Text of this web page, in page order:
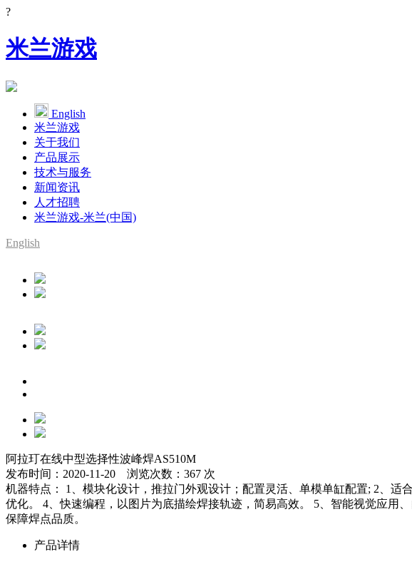
?
米兰游戏
English
米兰游戏
关于我们
产品展示
技术与服务
新闻资讯
人才招聘
米兰游戏-米兰(中国)
English
YAMAHA代理
阿拉玎在线中型选择性波峰焊AS510M
发布时间：2020-11-20 浏览次数：367 次
机器特点： 1、模块化设计，推拉门外观设计；配置灵活、单模单缸配置; 2、适
优化。 4、快速编程，以图片为底描绘焊接轨迹，简易高效。 5、智能视觉应用
保障焊点品质。
产品详情